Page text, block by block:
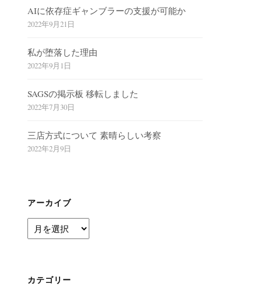
AIに依存症ギャンブラーの支援が可能か
2022年9月21日
私が堕落した理由
2022年9月1日
SAGSの掲示板 移転しました
2022年7月30日
三店方式について 素晴らしい考察
2022年2月9日
アーカイブ
ア
ー
ブ
カテゴリー